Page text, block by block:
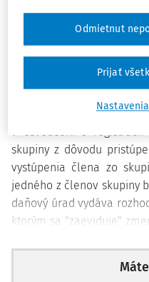
Zmena
Predovšetkým je
skupiny v súvislosti so
v osvedčení o
skupiny z dôvodu
vystúpenia člena zo
jedného z členov skupiny
daňový úrad vydáva
ktorým sa "zaeviduje"
rozhodnutiu nie je možné
Odmietnut
Prijať